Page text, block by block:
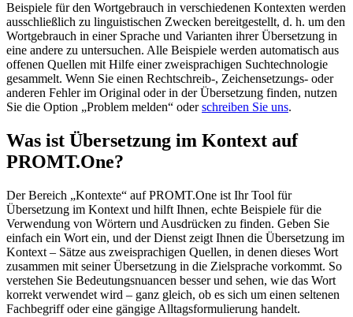
Beispiele für den Wortgebrauch in verschiedenen Kontexten werden
ausschließlich zu linguistischen Zwecken bereitgestellt, d. h. um den
Wortgebrauch in einer Sprache und Varianten ihrer Übersetzung in
eine andere zu untersuchen. Alle Beispiele werden automatisch aus
offenen Quellen mit Hilfe einer zweisprachigen Suchtechnologie
gesammelt. Wenn Sie einen Rechtschreib-, Zeichensetzungs- oder
anderen Fehler im Original oder in der Übersetzung finden, nutzen
Sie die Option „Problem melden“ oderschreiben Sie uns.
Was ist Übersetzung im Kontext auf
PROMT.One?
Der Bereich „Kontexte“ auf PROMT.One ist Ihr Tool für
Übersetzung im Kontext und hilft Ihnen, echte Beispiele für die
Verwendung von Wörtern und Ausdrücken zu finden. Geben Sie
einfach ein Wort ein, und der Dienst zeigt Ihnen die Übersetzung im
Kontext – Sätze aus zweisprachigen Quellen, in denen dieses Wort
zusammen mit seiner Übersetzung in die Zielsprache vorkommt. So
verstehen Sie Bedeutungsnuancen besser und sehen, wie das Wort
korrekt verwendet wird – ganz gleich, ob es sich um einen seltenen
Fachbegriff oder eine gängige Alltagsformulierung handelt.